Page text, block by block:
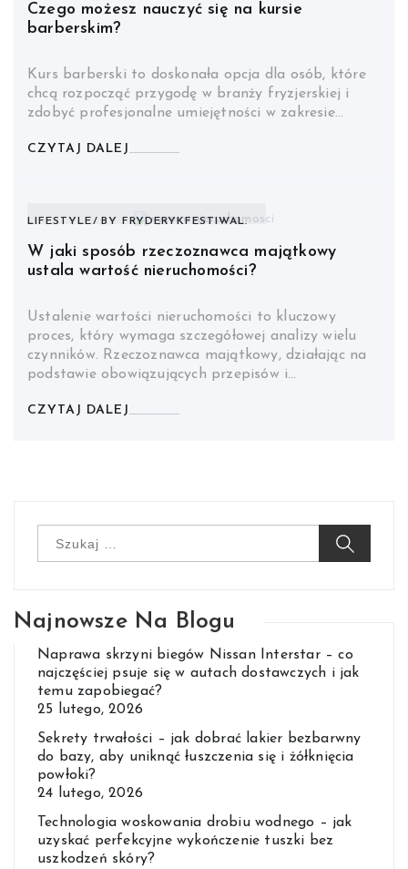
Czego możesz nauczyć się na kursie
barberskim?
Kurs barberski to doskonała opcja dla osób, które
chcą rozpocząć przygodę w branży fryzjerskiej i
zdobyć profesjonalne umiejętności w zakresie…
CZYTAJ DALEJ
LIFESTYLE BY FRYDERYKFESTIWAL.
W jaki sposób rzeczoznawca majątkowy
ustala wartość nieruchomości?
Ustalenie wartości nieruchomości to kluczowy
proces, który wymaga szczegółowej analizy wielu
czynników. Rzeczoznawca majątkowy, działając na
podstawie obowiązujących przepisów i…
CZYTAJ DALEJ
Najnowsze Na Blogu
Naprawa skrzyni biegów Nissan Interstar – co
najczęściej psuje się w autach dostawczych i jak
temu zapobiegać?
25 lutego, 2026
Sekrety trwałości – jak dobrać lakier bezbarwny
do bazy, aby uniknąć łuszczenia się i żółknięcia
powłoki?
24 lutego, 2026
Technologia woskowania drobiu wodnego – jak
uzyskać perfekcyjne wykończenie tuszki bez
uszkodzeń skóry?